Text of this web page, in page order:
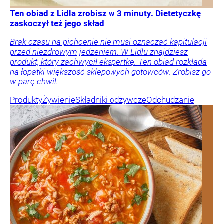
Ten obiad z Lidla zrobisz w 3 minuty. Dietetyczkę
zaskoczył też jego skład
Brak czasu na pichcenie nie musi oznaczać kapitulacji
przed niezdrowym jedzeniem. W Lidlu znajdziesz
produkt, który zachwycił ekspertkę. Ten obiad rozkłada
na łopatki większość sklepowych gotowców. Zrobisz go
w parę chwil.
ProduktyŻywienieSkładniki odżywczeOdchudzanie